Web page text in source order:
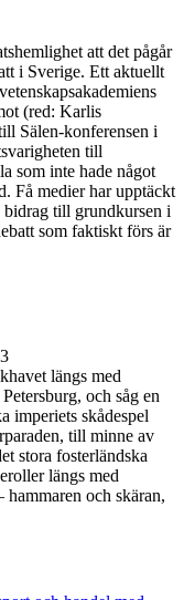
att det pågår
i Sverige. Ett aktuellt
(red: Karlis
Sälen-konferensen i
till
som inte hade något
Få medier har upptäckt
till grundkursen i
som faktiskt förs är
längs med
och såg en
imperiets skådespel
till minne av
stora fosterländska
längs med
hammaren och skäran,